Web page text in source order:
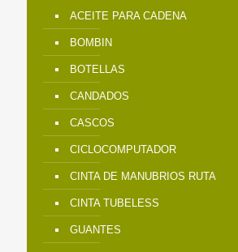
ACEITE PARA CADENA
BOMBIN
BOTELLAS
CANDADOS
CASCOS
CICLOCOMPUTADOR
CINTA DE MANUBRIOS RUTA
CINTA TUBELESS
GUANTES